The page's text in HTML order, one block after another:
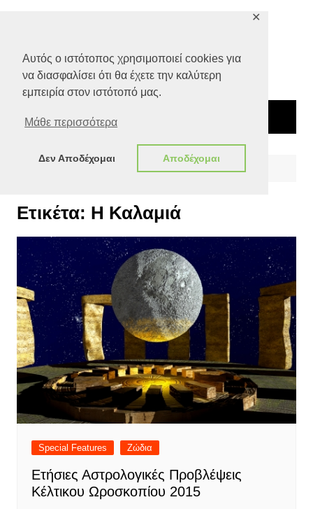
Αυτός ο ιστότοπος χρησιμοποιεί cookies για
να διασφαλίσει ότι θα έχετε την καλύτερη
εμπειρία στον ιστότοπό μας.
Μάθε περισσότερα
Δεν Αποδέχομαι Αποδέχομαι
✕
Ετικέτα: Η Καλαμιά
Special Features Ζώδια
Ετήσιες Αστρολογικές Προβλέψεις
Κέλτικου Ωροσκοπίου 2015